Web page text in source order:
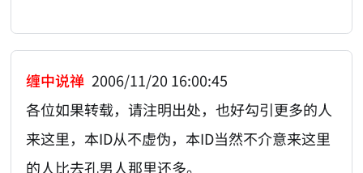
缠中说禅 2006/11/20 16:00:45
各位如果转载，请注明出处，也好勾引更多的人
来这里，本ID从不虚伪，本ID当然不介意来这里
的人比去孔男人那里还多。